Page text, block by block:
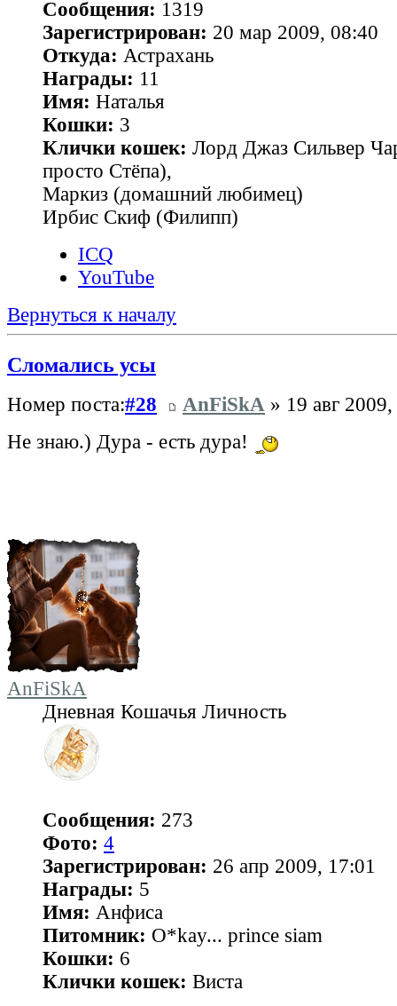
Сообщения: 1319
Зарегистрирован: 20 мар 2009, 08:40
Откуда: Астрахань
Награды: 11
Имя: Наталья
Кошки: 3
Клички кошек: Лорд Джаз Сильвер
просто Стёпа),
Маркиз (домашний любимец)
Ирбис Скиф (Филипп)
ICQ
YouTube
Вернуться к началу
Сломались усы
Номер поста:#28 AnFiSkA » 19 авг
Не знаю.) Дура - есть дура!
AnFiSkA
Дневная Кошачья Личность
Сообщения: 273
Фото: 4
Зарегистрирован: 26 апр 2009, 17:01
Награды: 5
Имя: Анфиса
Питомник: O*kay... prince siam
Кошки: 6
Клички кошек: Виста